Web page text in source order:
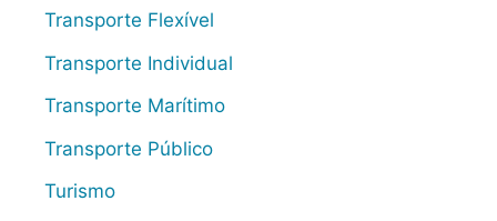
Transporte Flexível
Transporte Individual
Transporte Marítimo
Transporte Público
Turismo